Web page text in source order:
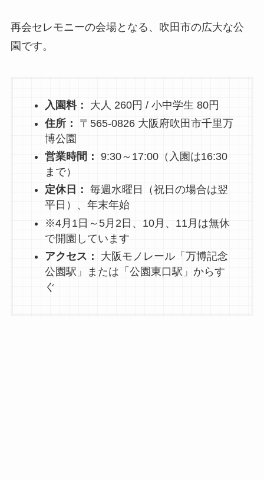
再会セレモニーの会場となる、吹田市の広大な公
園です。
入園料：
大人 260円 / 小中学生 80円
住所：
〒565-0826 大阪府吹田市千里万
博公園
営業時間： 9:30～17:00（入園は16:30
まで）
定休日： 毎週水曜日（祝日の場合は翌
平日）、年末年始
※4月1日～5月2日、10月、11月は無休
で開園しています
アクセス：
大阪モノレール「万博記念
公園駅」または「公園東口駅」からす
ぐ